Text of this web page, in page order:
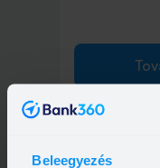
Beleegyezés